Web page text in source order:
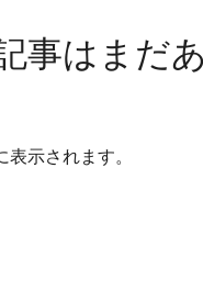
事はまだ
示されます。